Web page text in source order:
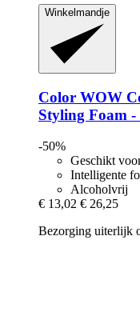
Winkelmandje
Color WOW
Styling Foam
-50%
Geschikt
Intelligente
Alcoholvrij
€ 13,02 € 26,25
Bezorging uiterlijk